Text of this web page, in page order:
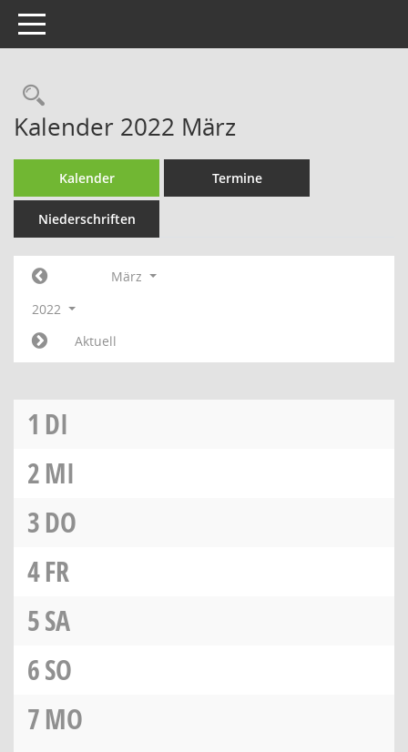
Toggle navigation
Rechercheauswahl
Kalender 2022 März
Kalender Termine
Niederschriften
März
2022
Aktuell
1 DI
2MI
3DO
4FR
5SA
6SO
7MO